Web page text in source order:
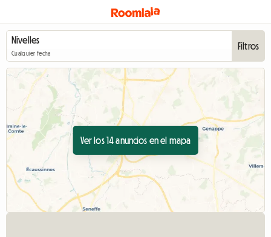
Cualquier fecha
Filtros
Ver los 14 anuncios en el mapa